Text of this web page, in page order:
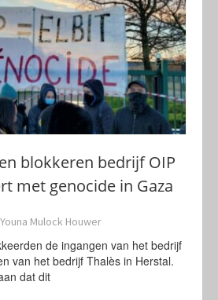
blokkeren bedrijf OIP
met genocide in Gaza
Youna Mulock Houwer
de ingangen van het bedrijf
van het bedrijf Thalès in Herstal.
dat dit